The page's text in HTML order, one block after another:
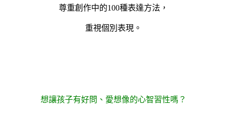
尊重創作中的100種表達方法，
重視個別表現。
想讓孩子有好問、愛想像的心智習性嗎？